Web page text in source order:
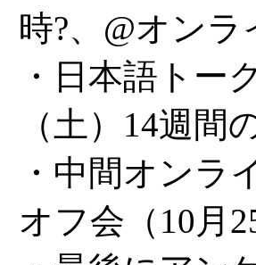
時?、@オン
・日本語トー
（土）14週
・中間オンラ
オフ会（10月